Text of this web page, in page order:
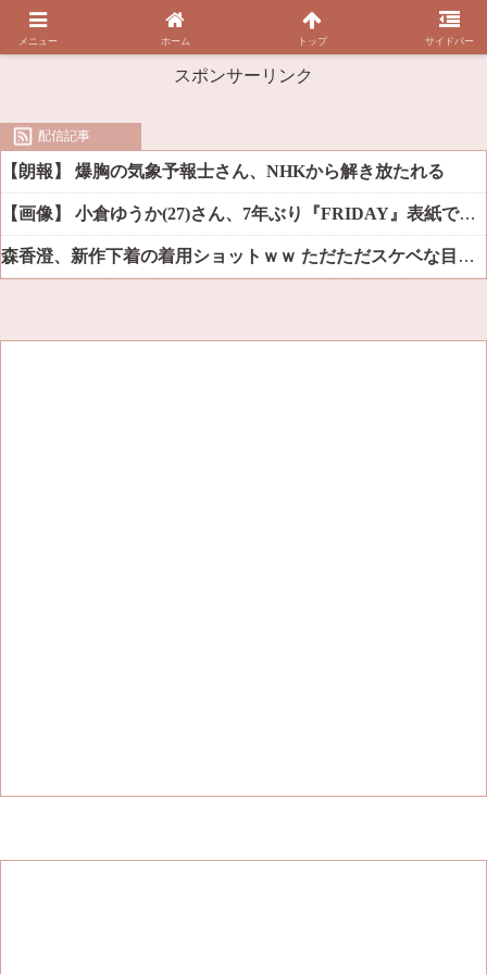
スポンサーリンク
配信記事
【朗報】 爆胸の気象予報士さん、NHKから解き放たれる
【画像】 小倉ゆうか(27)さん、7年ぶり『FRIDAY』表紙で神ボディ大解放
森香澄、新作下着の着用ショットｗｗ ただただスケベな目でしか見れんだろ！！
メニュー ホーム トップ サイドバー